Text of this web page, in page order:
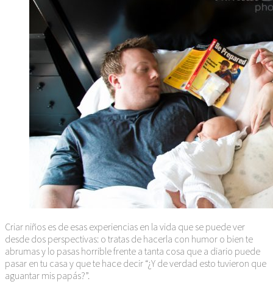
Criar niños es de esas experiencias en la vida que se puede ver
desde dos perspectivas: o tratas de hacerla con humor o bien te
abrumas y lo pasas horrible frente a tanta cosa que a diario puede
pasar en tu casa y que te hace decir “¿Y de verdad esto tuvieron que
aguantar mis papás?”.